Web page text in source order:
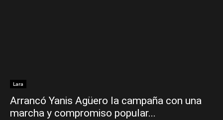
Lara
Arrancó Yanis Agüero la campaña con una
marcha y compromiso popular...